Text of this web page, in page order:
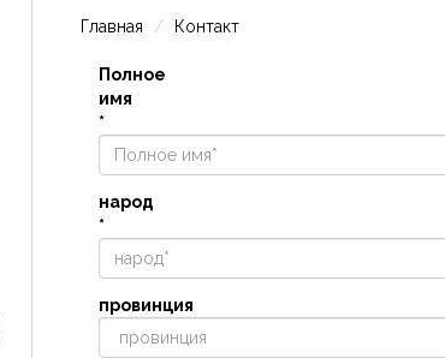
Главная Контакт
Полное
имя
*
народ
*
провинция